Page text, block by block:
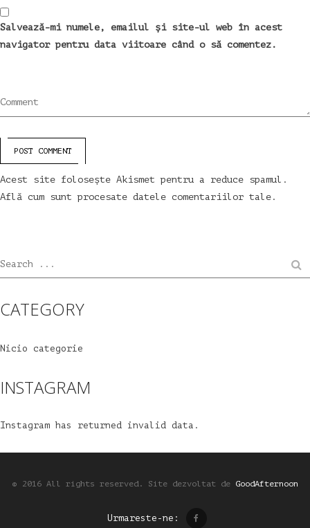
Salvează-mi numele, emailul și site-ul web în acest
navigator pentru data viitoare când o să comentez.
Comment
POST COMMENT
Acest site folosește Akismet pentru a reduce spamul.
Află cum sunt procesate datele comentariilor tale .
Search ...
CATEGORY
Nicio categorie
INSTAGRAM
Instagram has returned invalid data.
© 2016 All rights reserved. Site dezvoltat de GoodAfternoon
Urmareste-ne: